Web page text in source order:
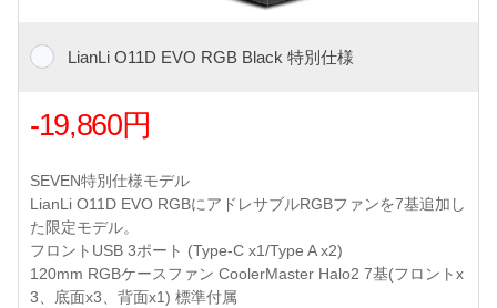
LianLi O11D EVO RGB Black 特別仕様
-19,860円
SEVEN特別仕様モデル
LianLi O11D EVO RGBにアドレサブルRGBファンを7基追加し
た限定モデル。
フロントUSB 3ポート (Type-C x1/Type A x2)
120mm RGBケースファン CoolerMaster Halo2 7基(フロントx
3、底面x3、背面x1) 標準付属